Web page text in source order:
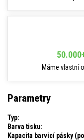
Máme vlastní
Parametry
Typ:
Barva tisku:
Kapacita barvicí pásky